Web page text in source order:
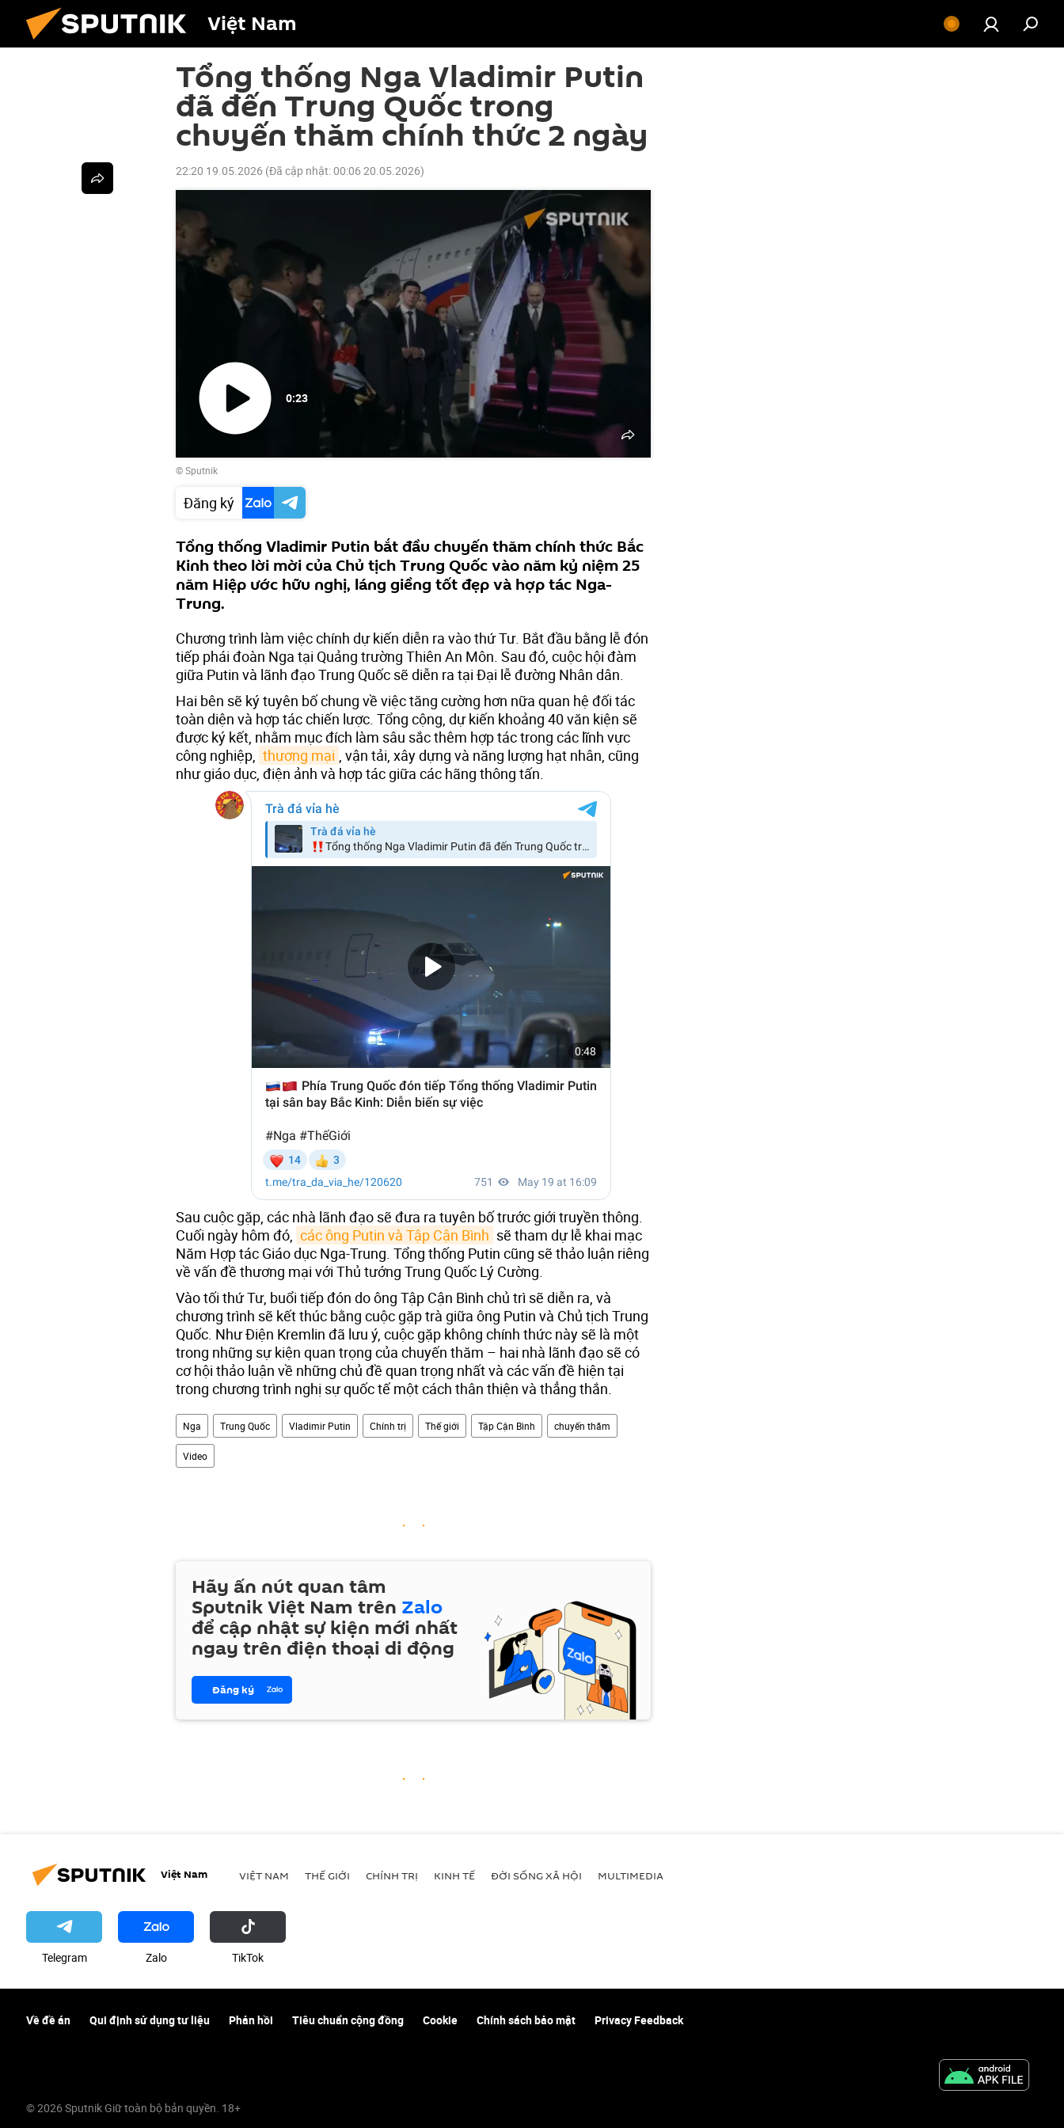
Việt Nam
Tổng thống Nga Vladimir Putin
đã đến Trung Quốc trong
chuyến thăm chính thức 2 ngày
22:20 19.05.2026 (Đã cập nhật:00:06 20.05.2026)
Phát
0:23
© Sputnik
Đăng ký
Tổng thống Vladimir Putin bắt đầu chuyến thăm chính thức Bắc
Kinh theo lời mời của Chủ tịch Trung Quốc vào năm kỷ niệm 25
năm Hiệp ước hữu nghị, láng giềng tốt đẹp và hợp tác Nga-
Trung.
Chương trình làm việc chính dự kiến diễn ra vào thứ Tư. Bắt đầu bằng lễ đón
tiếp phái đoàn Nga tại Quảng trường Thiên An Môn. Sau đó, cuộc hội đàm
giữa Putin và lãnh đạo Trung Quốc sẽ diễn ra tại Đại lễ đường Nhân dân.
Hai bên sẽ ký tuyên bố chung về việc tăng cường hơn nữa quan hệ đối tác
toàn diện và hợp tác chiến lược. Tổng cộng, dự kiến khoảng 40 văn kiện sẽ
được ký kết, nhằm mục đích làm sâu sắc thêm hợp tác trong các lĩnh vực
công nghiệp, thương mại , vận tải, xây dựng và năng lượng hạt nhân, cũng
như giáo dục, điện ảnh và hợp tác giữa các hãng thông tấn.
Sau cuộc gặp, các nhà lãnh đạo sẽ đưa ra tuyên bố trước giới truyền thông.
Cuối ngày hôm đó, các ông Putin và Tập Cận Bình sẽ tham dự lễ khai mạc
Năm Hợp tác Giáo dục Nga-Trung. Tổng thống Putin cũng sẽ thảo luận riêng
về vấn đề thương mại với Thủ tướng Trung Quốc Lý Cường.
Vào tối thứ Tư, buổi tiếp đón do ông Tập Cận Bình chủ trì sẽ diễn ra, và
chương trình sẽ kết thúc bằng cuộc gặp trà giữa ông Putin và Chủ tịch Trung
Quốc. Như Điện Kremlin đã lưu ý, cuộc gặp không chính thức này sẽ là một
trong những sự kiện quan trọng của chuyến thăm – hai nhà lãnh đạo sẽ có
cơ hội thảo luận về những chủ đề quan trọng nhất và các vấn đề hiện tại
trong chương trình nghị sự quốc tế một cách thân thiện và thẳng thắn.
Nga Trung Quốc Vladimir Putin Chính trị Thế giới Tập Cận Bình chuyến thăm
Video
Hãy ấn nút quan tâm
Sputnik Việt Nam trên Zalo
để cập nhật sự kiện mới nhất
ngay trên điện thoại di động
Đăng ký
Việt Nam VIỆT NAM THẾ GIỚI CHÍNH TRỊ KINH TẾ ĐỜI SỐNG XÃ HỘI MULTIMEDIA
Telegram Zalo ТikТоk
Về đề án Qui định sử dụng tư liệu Phản hồi Tiêu chuẩn cộng đồng Cookie Chính sách bảo mật Privacy Feedback
© 2026 Sputnik Giữ toàn bộ bản quyền. 18+